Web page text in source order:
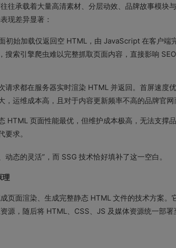
往承载着大量高清素材、分层动效、品牌故事模块
现差异显著：
初始加载仅返回空 HTML，由 JavaScript 在客户
搜索引擎爬虫难以完整抓取页面内容，直接影响
请求都在服务器实时渲染 HTML 并返回。首屏速度
，运维成本高，且对于内容更新频率不高的品牌官网
HTML 页面性能最优，但维护成本极高，无法支撑
求。
态的灵活”，而 SSG 技术恰好填补了这一空白。
理
页面渲染、生成完整静态 HTML 文件的技术方案。
源，随后将 HTML、CSS、JS 及媒体资源统一部署